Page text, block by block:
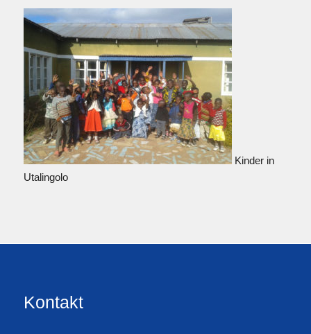
Kinder in
Utalingolo
Kontakt